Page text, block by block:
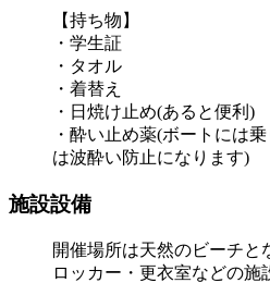
【持ち物】
・学生証
・タオル
・着替え
・日焼け止め(あると便利)
・酔い止め薬(ボートには
は波酔い防止になります)
施設設備
開催場所は天然のビーチ
ロッカー・更衣室などの施